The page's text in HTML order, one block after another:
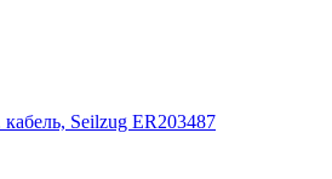
Seilzug ER203487